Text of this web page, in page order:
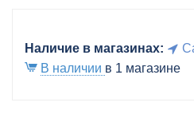
Наличие в магазинах:
В наличии в 1 магазине